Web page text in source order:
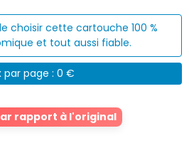
choisir cette cartouche 100 %
et tout aussi fiable.
par page : 0 €
rapport à l'original